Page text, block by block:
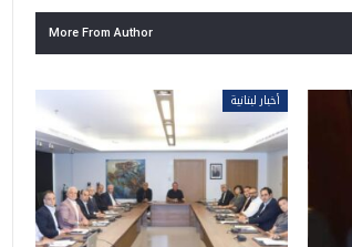
More From Author
أخبار لبنانية